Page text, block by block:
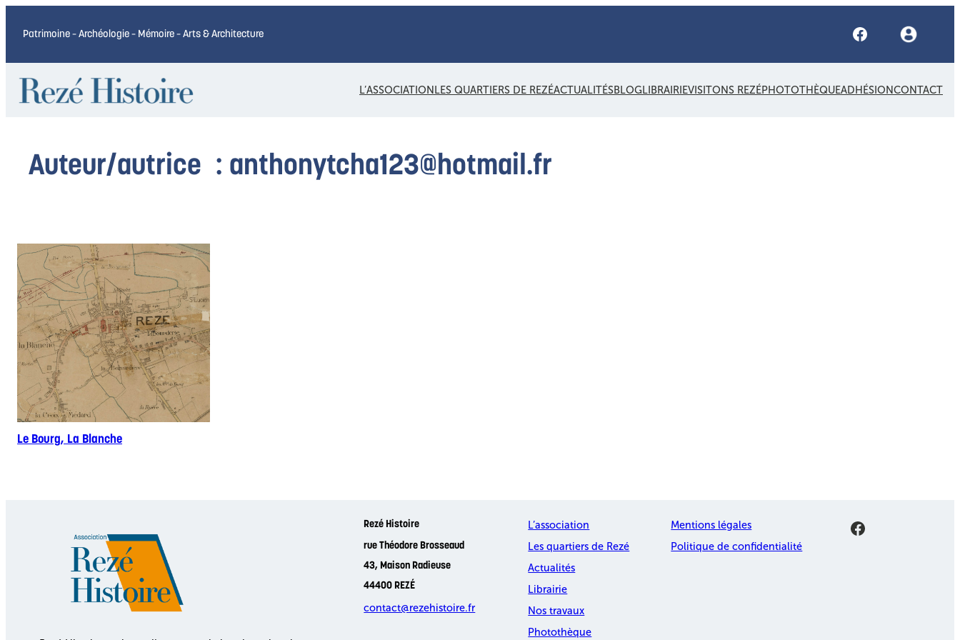
Patrimoine – Archéologie – Mémoire – Arts & Architecture Facebook
L’ASSOCIATIONLES QUARTIERS DE REZÉACTUALITÉSBLOGLIBRAIRIEVISITONS REZÉPHOTOTHÈQUEADHÉSIONCONTACT
Auteur/autrice : anthonytcha123@hotmail.fr
Le Bourg, La Blanche
Rezé Histoire
rue Théodore Brosseaud
43, Maison Radieuse
44400 REZÉ
contact@rezehistoire.fr
L’association
Les quartiers de Rezé
Actualités
Librairie
Nos travaux
Photothèque
Mentions légales
Politique de confidentialité
Facebook